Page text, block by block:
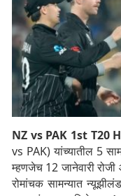
NZ vs PAK 1st T20
vs PAK) यांच्यातील 5
म्हणजेच 12 जानेवारी
रोमांचक सामन्यात